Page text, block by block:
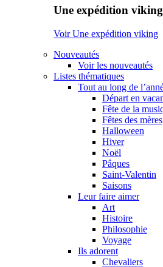
Une expédition viking
Voir Une expédition viking
Nouveautés
Voir les nouveautés
Listes thématiques
Tout au long de
Départ en
Fête de la
Fêtes des
Halloween
Hiver
Noël
Pâques
Saint-Valentin
Saisons
Leur faire aimer
Art
Histoire
Philosophie
Voyage
Ils adorent
Chevaliers